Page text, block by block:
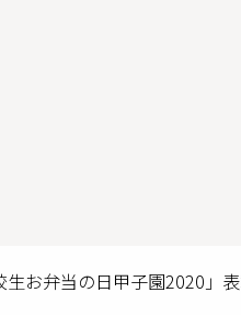
生お弁当の日甲子園2020」